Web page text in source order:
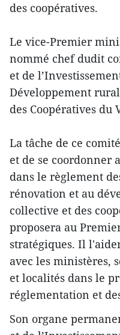
des coopératives.
Le vice-Premier
nommé chef dudit
et de
Développement
des Coopératives du
La tâche d​e ce
et de se coordonner
dans le règlement
rénovation et au
collective et des
proposera au
stratégiques. Il
avec les ministères,
et localités dans le
réglementation et
Son organe